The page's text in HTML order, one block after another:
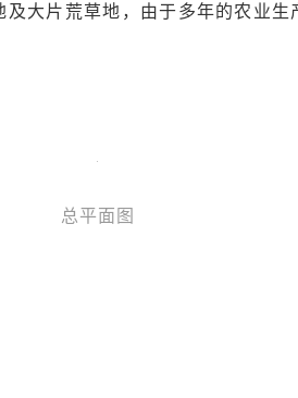
大片荒草地，由于多年的农业生
总平面图